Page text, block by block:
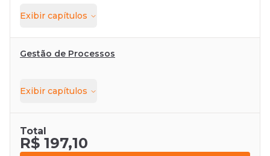
Exibir capítulos
Gestão de Processos
Exibir capítulos
Total
R$ 197,10